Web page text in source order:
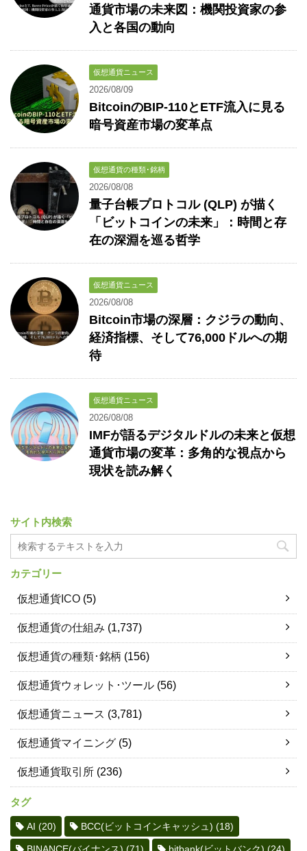
通貨市場の未来図：機関投資家の参
入と各国の動向
仮想通貨ニュース
2026/08/09
BitcoinのBIP-110とETF流入に見る
暗号資産市場の変革点
仮想通貨の種類･銘柄
2026/08/08
量子台帳プロトコル (QLP) が描く
「ビットコインの未来」：時間と存
在の深淵を巡る哲学
仮想通貨ニュース
2026/08/08
Bitcoin市場の深層：クジラの動向、
経済指標、そして76,000ドルへの期
待
仮想通貨ニュース
2026/08/08
IMFが語るデジタルドルの未来と仮想
通貨市場の変革：多角的な視点から
現状を読み解く
サイト内検索
カテゴリー
仮想通貨ICO (5)
仮想通貨の仕組み (1,737)
仮想通貨の種類･銘柄 (156)
仮想通貨ウォレット･ツール (56)
仮想通貨ニュース (3,781)
仮想通貨マイニング (5)
仮想通貨取引所 (236)
タグ
AI (20) BCC(ビットコインキャッシュ) (18)